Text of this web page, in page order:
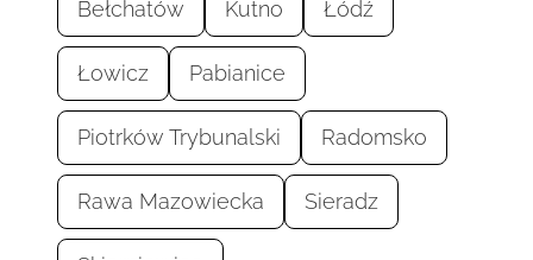
Bełchatów Kutno Łódź
Łowicz Pabianice
Piotrków Trybunalski Radomsko
Rawa Mazowiecka Sieradz